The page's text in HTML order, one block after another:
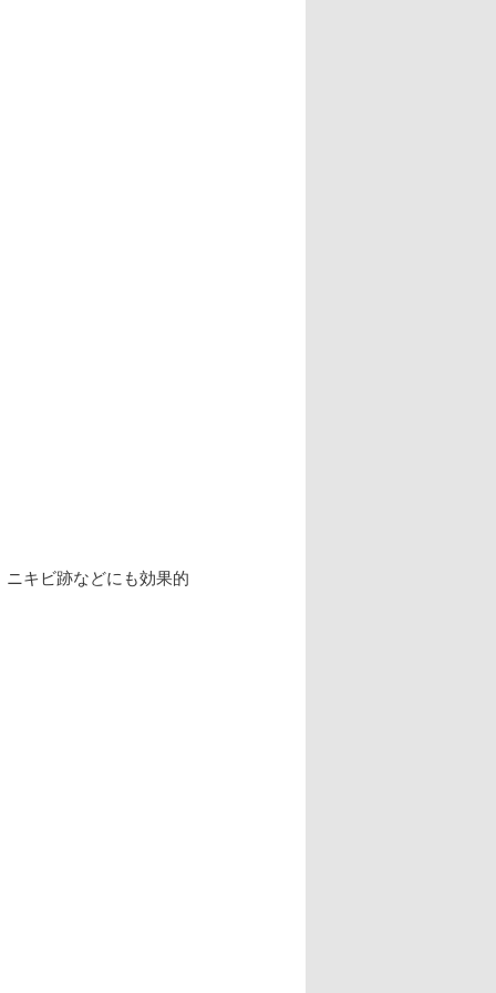
キビ跡などにも効果的